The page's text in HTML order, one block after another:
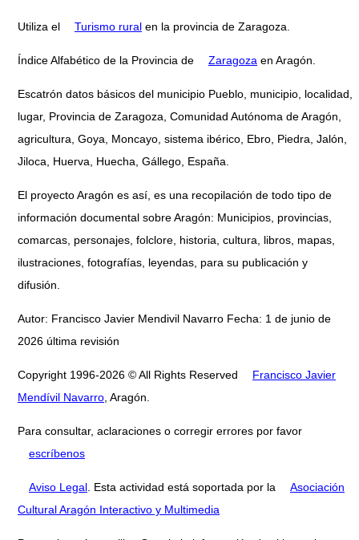
Utiliza el Turismo rural en la provincia de Zaragoza.
Índice Alfabético de la Provincia de Zaragoza en Aragón.
Escatrón datos básicos del municipio Pueblo, municipio, localidad,
lugar, Provincia de Zaragoza, Comunidad Autónoma de Aragón,
agricultura, Goya, Moncayo, sistema ibérico, Ebro, Piedra, Jalón,
Jiloca, Huerva, Huecha, Gállego, España.
El proyecto Aragón es así, es una recopilación de todo tipo de
información documental sobre Aragón: Municipios, provincias,
comarcas, personajes, folclore, historia, cultura, libros, mapas,
ilustraciones, fotografías, leyendas, para su publicación y
difusión.
Autor: Francisco Javier Mendivil Navarro Fecha: 1 de junio de
2026 última revisión
Copyright 1996-2026 © All Rights Reserved
Francisco Javier
Mendívil Navarro , Aragón.
Para consultar, aclaraciones o corregir errores por favor
escríbenos
Aviso Legal . Esta actividad está soportada por la
Asociación
Cultural Aragón Interactivo y Multimedia